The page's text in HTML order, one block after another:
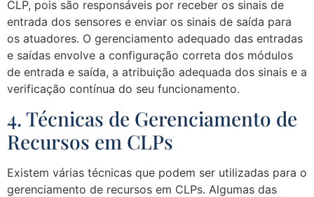
CLP, pois são responsáveis por receber os sinais de
entrada dos sensores e enviar os sinais de saída para
os atuadores. O gerenciamento adequado das entradas
e saídas envolve a configuração correta dos módulos
de entrada e saída, a atribuição adequada dos sinais e a
verificação contínua do seu funcionamento.
4. Técnicas de Gerenciamento de
Recursos em CLPs
Existem várias técnicas que podem ser utilizadas para o
gerenciamento de recursos em CLPs. Algumas das